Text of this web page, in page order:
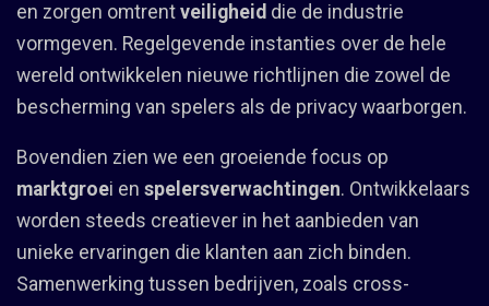
en zorgen omtrent veiligheid die de industrie
vormgeven. Regelgevende instanties over de hele
wereld ontwikkelen nieuwe richtlijnen die zowel de
bescherming van spelers als de privacy waarborgen.
Bovendien zien we een groeiende focus op
marktgroei en spelersverwachtingen. Ontwikkelaars
worden steeds creatiever in het aanbieden van
unieke ervaringen die klanten aan zich binden.
Samenwerking tussen bedrijven, zoals cross-